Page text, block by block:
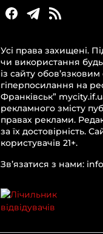
Усі права захищені.
чи використання
із сайту обов’язковим
гіперпосилання на
Франківськ”
рекламного змісту
правах реклами.
за їх достовірність.
користувачів 21+.
Зв’язатися з нами: